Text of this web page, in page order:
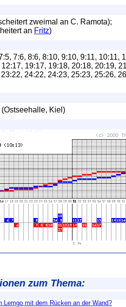
zweimal an C. Ramota);
an Fritz)
7:6, 8:6, 8:10, 9:10, 9:11, 10:11,
19:17, 19:18, 20:18, 20:19,
24:22, 24:23, 25:23, 25:26,
Kiel)
zum Thema:
Lemgo mit dem Rücken an der Wand?